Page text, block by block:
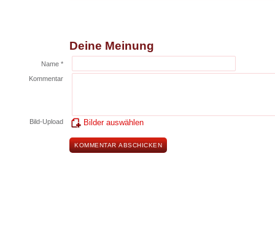
Deine Meinung
Name *
Kommentar
Bild-Upload Bilder auswählen